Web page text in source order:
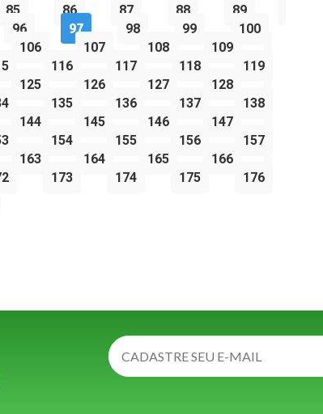
85 86 87 88
89
96 97 98 99
100
106 107 108
109
116 117 118
119
125 126 127
128
135 136 137
138
144 145 146
147
154 155 156
157
163 164 165
166
173 174 175
176